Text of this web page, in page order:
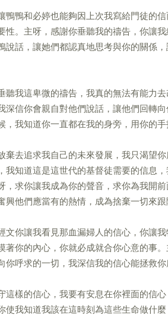
鴨鴨和必婷也能夠因上次我寫給門徒的
性。主呀，感謝你垂聽我的禱告，你讓
說話，讓她們都認真地思考與你的關係
聽我這卑微的禱告，我真的無法有能力
深信你會親自對他們說話，讓他們回轉
，我知道你一直都在我的身旁，用你的手
棄去追求我自己的未來發展，我只渴望
我知道這是這世代的基督徒需要的信息
，求你讓我成為你的聲音，求你為我開
興他們應當有的熱情，成為捨棄一切來跟
文你讓我看見那血漏婦人的信心，你讓
著你的內心，你就必成就合你心意的事
你呼求的一切，我深信我的信心能拯救你
這樣的信心，我要有安息在你裡面的信
使我知道我該在這時刻為這些生命做什